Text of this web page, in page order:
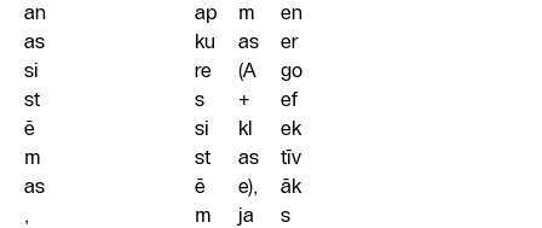
an
as
si
st
ē
m
as
,
ap
ku
re
s
si
st
ē
m
m
as
(A
+
kl
as
e),
ja
en
er
go
ef
ek
tīv
āk
s